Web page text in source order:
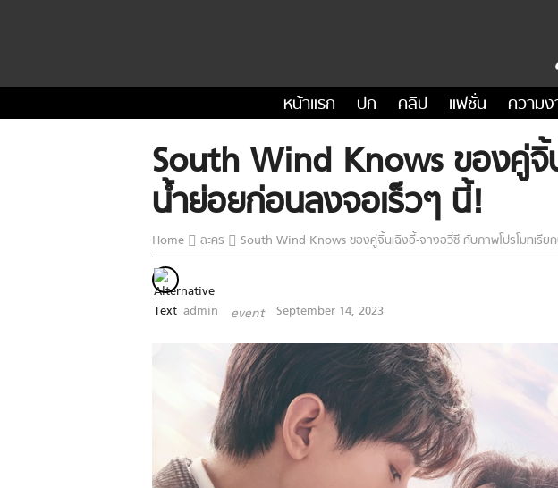
หน้าแรก ปก คลิป แฟชั่น ความ
South Wind Knows ของคู่จิ้
น้ำย่อยก่อนลงจอเร็วๆ นี้!
Home ละคร South Wind Knows ของคู่จิ้นเฉิงอี้-จางอวี่ซี กับภาพโปรโมทเรีย
admin event September 14, 2023